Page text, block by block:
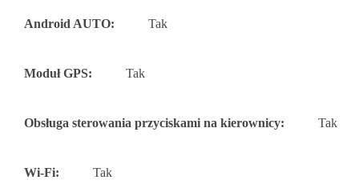
Android AUTO: Tak
Moduł GPS: Tak
Obsługa sterowania przyciskami na kierownicy: Tak
Wi-Fi: Tak